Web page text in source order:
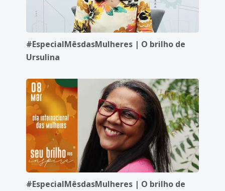
#EspecialMêsdasMulheres | O brilho de
Ursulina
#EspecialMêsdasMulheres | O brilho de